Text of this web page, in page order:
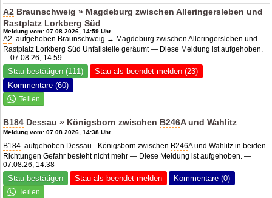
A2 Braunschweig » Magdeburg zwischen Alleringersleben und
Rastplatz Lorkberg Süd
Meldung vom: 07.08.2026, 14:59 Uhr
A2 aufgehoben Braunschweig → Magdeburg zwischen Alleringersleben und
Rastplatz Lorkberg Süd Unfallstelle geräumt — Diese Meldung ist aufgehoben.
—07.08.26, 14:59
Stau bestätigen (111)
Stau als beendet melden (23)
Kommentare (60)
B184 Dessau » Königsborn zwischen B246A und Wahlitz
Meldung vom: 07.08.2026, 14:38 Uhr
B184 aufgehoben Dessau - Königsborn zwischen B246A und Wahlitz in beiden
Richtungen Gefahr besteht nicht mehr — Diese Meldung ist aufgehoben. —
07.08.26, 14:38
Stau bestätigen Stau als beendet melden Kommentare (0)